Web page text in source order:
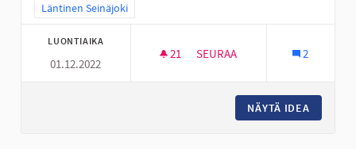
Rajaa tulokset teeman mukaan: Läntinen Seinäjoki
Läntinen Seinäjoki
LUONTIAIKA
01.12.2022
21 21 SEURAAJAA
SEURAA 2
NÄYTÄ IDEA